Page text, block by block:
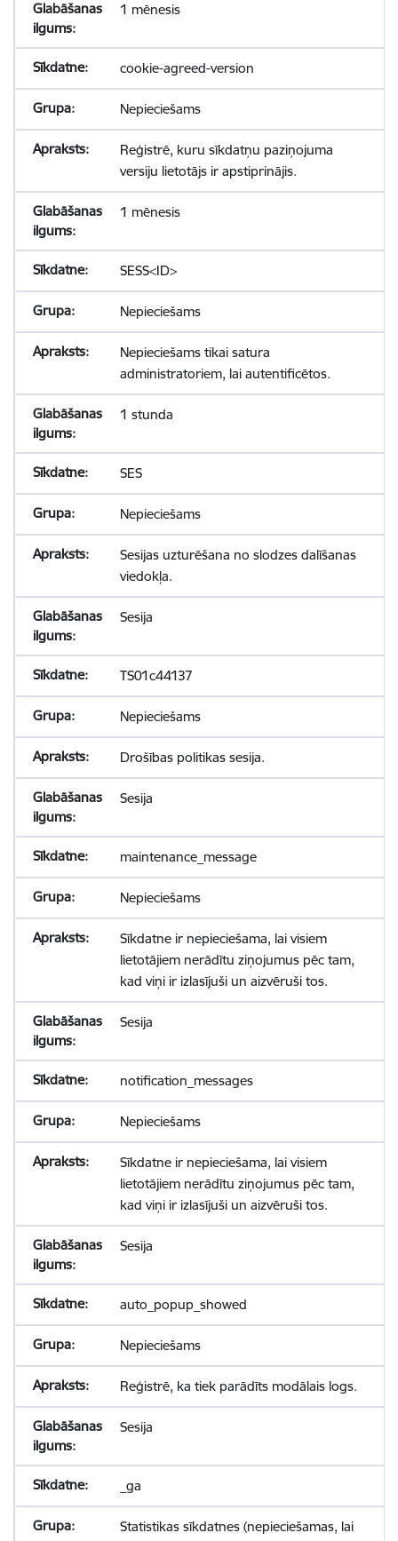
1 mēnesis
cookie-agreed-version
Nepieciešams
Reģistrē, kuru sīkdatņu paziņojuma
versiju lietotājs ir apstiprinājis.
1 mēnesis
SESS<ID>
Nepieciešams
Nepieciešams tikai satura
administratoriem, lai autentificētos.
1 stunda
SES
Nepieciešams
Sesijas uzturēšana no slodzes dalīšanas
viedokļa.
Sesija
TS01c44137
Nepieciešams
Drošības politikas sesija.
Sesija
maintenance_message
Nepieciešams
Sīkdatne ir nepieciešama, lai visiem
lietotājiem nerādītu ziņojumus pēc tam,
kad viņi ir izlasījuši un aizvēruši tos.
Sesija
notification_messages
Nepieciešams
Sīkdatne ir nepieciešama, lai visiem
lietotājiem nerādītu ziņojumus pēc tam,
kad viņi ir izlasījuši un aizvēruši tos.
Sesija
auto_popup_showed
Nepieciešams
Reģistrē, ka tiek parādīts modālais logs.
Sesija
_ga
Statistikas sīkdatnes (nepieciešamas, lai